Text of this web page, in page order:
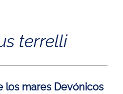
terrelli
los mares Devónicos